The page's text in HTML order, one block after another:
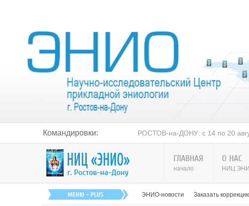
Командировки: РОСТОВ-на-ДОНУ: с 14 по 20 августа 2026
ГЛАВНАЯ
начало
О НАС
НИЦ
ЭНИО-новости Заказать